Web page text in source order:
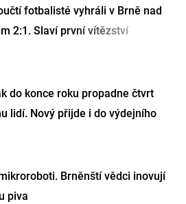
fotbalisté vyhráli v Brně nad
2:1. Slaví první vítězství
do konce roku propadne čtvrt
lidí. Nový přijde i do výdejního
Brněnští vědci inovují
piva